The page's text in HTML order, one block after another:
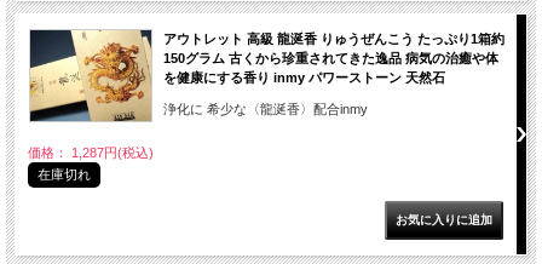
アウトレット 高級 龍涎香 りゅうぜんこう たっぷり1箱約
150グラム 古くから珍重されてきた逸品 病気の治癒や体
を健康にする香り inmy パワーストーン 天然石
浄化に 希少な〈龍涎香〉配合inmy
価格： 1,287円(税込)
在庫切れ